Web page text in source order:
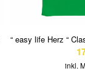
“ easy life Herz “
inkl.